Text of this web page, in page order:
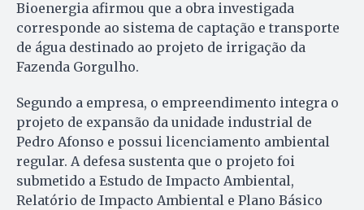
Bioenergia afirmou que a obra investigada
corresponde ao sistema de captação e transporte
de água destinado ao projeto de irrigação da
Fazenda Gorgulho.
Segundo a empresa, o empreendimento integra o
projeto de expansão da unidade industrial de
Pedro Afonso e possui licenciamento ambiental
regular. A defesa sustenta que o projeto foi
submetido a Estudo de Impacto Ambiental,
Relatório de Impacto Ambiental e Plano Básico